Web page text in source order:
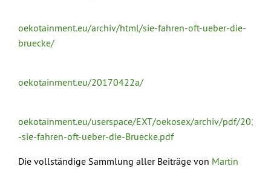
oekotainment.eu/archiv/html/sie-fahren-oft-ueber-die-
bruecke/
oekotainment.eu/20170422a/
oekotainment.eu/userspace/EXT/oekosex/archiv/pdf/
-sie-fahren-oft-ueber-die-Bruecke.pdf
Die vollständige Sammlung aller Beiträge von Martin